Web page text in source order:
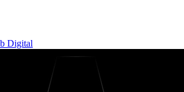
Digital